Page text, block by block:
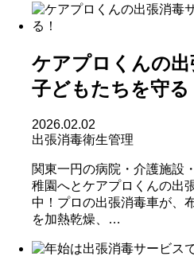
ケアプロくんの
子どもたちを守る
2026.02.02
出張消毒衛生管理
関東一円の病院・介護施設
稚園へとケアプロくんの出
中！プロの出張消毒車が、
を加熱乾燥、…